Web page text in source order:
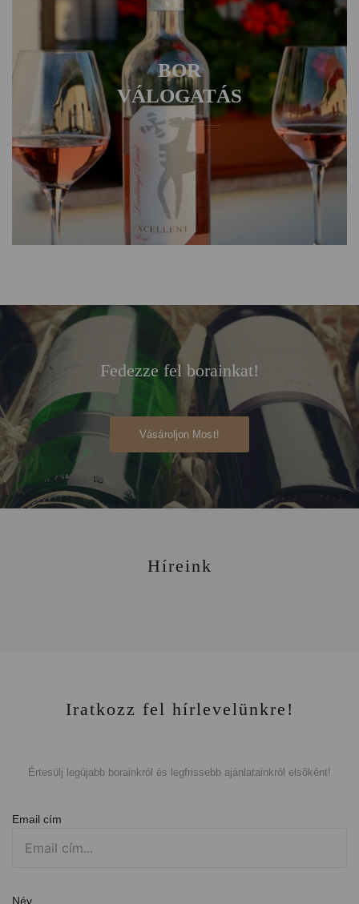
BOR
VÁLOGATÁS
Fedezze fel borainkat!
Vásároljon Most!
Híreink
Iratkozz fel hírlevelünkre!
Értesülj legújabb borainkról és legfrissebb ajánlatainkról elsõként!
Email cím
Név